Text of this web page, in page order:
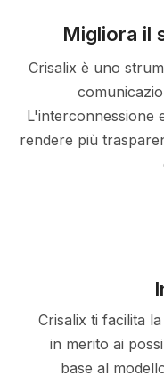
Migliora il
Crisalix è uno
L'interconnessione
rendere più
Crisalix ti facilita
in merito ai
base al